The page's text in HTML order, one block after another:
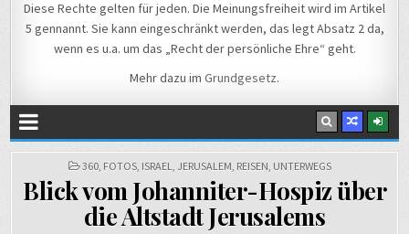
Diese Rechte gelten für jeden. Die Meinungsfreiheit wird im Artikel
5 gennannt. Sie kann eingeschränkt werden, das legt Absatz 2 da,
wenn es u.a. um das „Recht der persönliche Ehre“ geht.
Mehr dazu im Grundgesetz.
POSTED
360, FOTOS, ISRAEL, JERUSALEM, REISEN, UNTERWEGS
Blick vom Johanniter-Hospiz über
die Altstadt Jerusalems